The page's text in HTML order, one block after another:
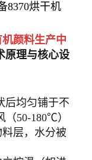
8370烘干机
颜料生产中
原理与核心设
后均匀铺于不
（50-180℃）
层，水分被